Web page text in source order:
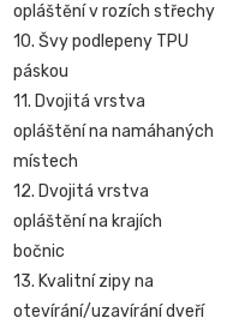
opláštění v rozích střechy
10. Švy podlepeny TPU
páskou
11. Dvojitá vrstva
opláštění na namáhaných
místech
12. Dvojitá vrstva
opláštění na krajích
bočnic
13. Kvalitní zipy na
otevírání/uzavírání dveří